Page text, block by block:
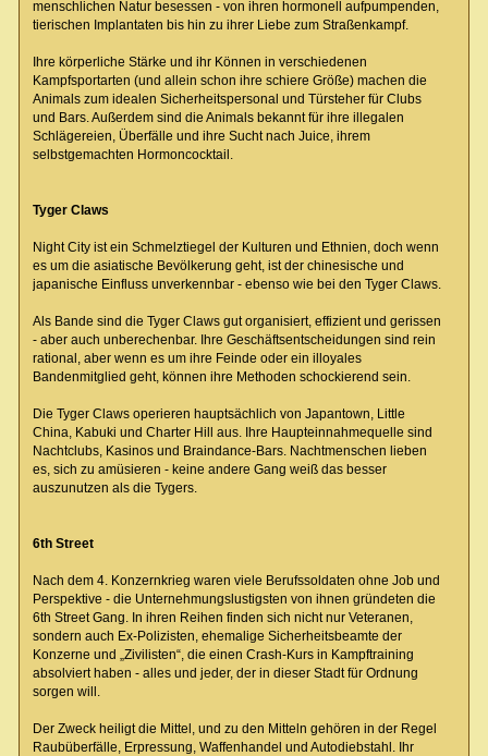
menschlichen Natur besessen - von ihren hormonell aufpumpenden,
tierischen Implantaten bis hin zu ihrer Liebe zum Straßenkampf.
Ihre körperliche Stärke und ihr Können in verschiedenen
Kampfsportarten (und allein schon ihre schiere Größe) machen die
Animals zum idealen Sicherheitspersonal und Türsteher für Clubs
und Bars. Außerdem sind die Animals bekannt für ihre illegalen
Schlägereien, Überfälle und ihre Sucht nach Juice, ihrem
selbstgemachten Hormoncocktail.
Tyger Claws
Night City ist ein Schmelztiegel der Kulturen und Ethnien, doch wenn
es um die asiatische Bevölkerung geht, ist der chinesische und
japanische Einfluss unverkennbar - ebenso wie bei den Tyger Claws.
Als Bande sind die Tyger Claws gut organisiert, effizient und gerissen
- aber auch unberechenbar. Ihre Geschäftsentscheidungen sind rein
rational, aber wenn es um ihre Feinde oder ein illoyales
Bandenmitglied geht, können ihre Methoden schockierend sein.
Die Tyger Claws operieren hauptsächlich von Japantown, Little
China, Kabuki und Charter Hill aus. Ihre Haupteinnahmequelle sind
Nachtclubs, Kasinos und Braindance-Bars. Nachtmenschen lieben
es, sich zu amüsieren - keine andere Gang weiß das besser
auszunutzen als die Tygers.
6th Street
Nach dem 4. Konzernkrieg waren viele Berufssoldaten ohne Job und
Perspektive - die Unternehmungslustigsten von ihnen gründeten die
6th Street Gang. In ihren Reihen finden sich nicht nur Veteranen,
sondern auch Ex-Polizisten, ehemalige Sicherheitsbeamte der
Konzerne und „Zivilisten“, die einen Crash-Kurs in Kampftraining
absolviert haben - alles und jeder, der in dieser Stadt für Ordnung
sorgen will.
Der Zweck heiligt die Mittel, und zu den Mitteln gehören in der Regel
Raubüberfälle, Erpressung, Waffenhandel und Autodiebstahl. Ihr